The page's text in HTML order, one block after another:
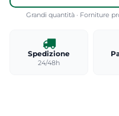
Grandi quantità · Forniture
Spedizione
24/48h